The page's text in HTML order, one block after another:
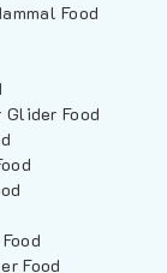
Food
Food
Food